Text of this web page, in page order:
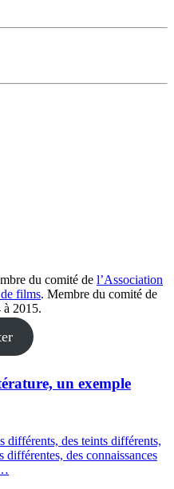
du comité de l’Association
de films. Membre du comité de
à 2015.
un exemple
différents, des teints différents,
des connaissances